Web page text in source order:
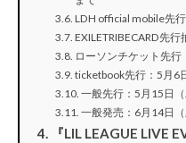
LDH official mobile先
EXILETRIBECARD先
ローソンチケット先
ticketbook先行：5月6
一般先行：5月15日（
一般発売：6月14日（
『LIL LEAGUE LIVE